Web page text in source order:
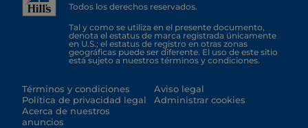
Todos los derechos reservados.
Tal y como se utiliza en el presente documento,
denota el estatus de marca registrada únicamente
en U.S.; el estatus de registro en otras zonas
geográficas puede ser diferente. El uso de este sitio
está sujeto a nuestros términos y condiciones.
Términos y condiciones
Política de privacidad legal
Acerca de nuestros
anuncios
Aviso legal
Administrar cookies